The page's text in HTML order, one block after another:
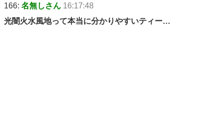
166: 名無しさん 16:17:48
光闇火水風地って本当に分かりやすいティー…